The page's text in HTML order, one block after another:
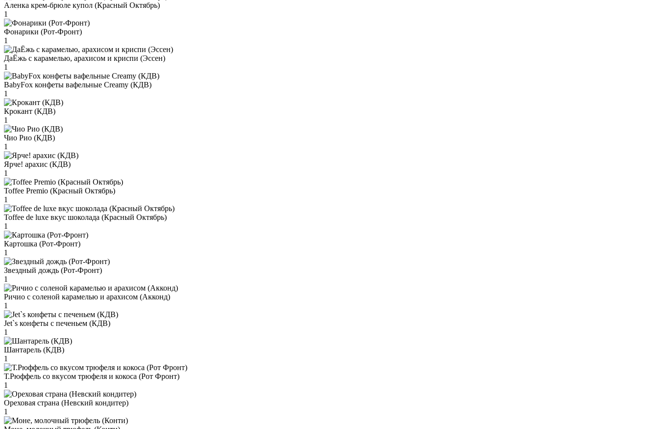
Аленка крем-брюле купол (Красный Октябрь)
1
Фонарики (Рот-Фронт)
1
ДаЁжь с карамелью, арахисом и криспи (Эссен)
1
BabyFox конфеты вафельные Creamy (КДВ)
1
Крокант (КДВ)
1
Чио Рио (КДВ)
1
Ярче! арахис (КДВ)
1
Toffee Premio (Красный Октябрь)
1
Toffee de luxe вкус шоколада (Красный Октябрь)
1
Картошка (Рот-Фронт)
1
Звездный дождь (Рот-Фронт)
1
Ричио с соленой карамелью и арахисом (Акконд)
1
Jet`s конфеты с печеньем (КДВ)
1
Шантарель (КДВ)
1
Т.Рюффель со вкусом трюфеля и кокоса (Рот Фронт)
1
Ореховая страна (Невский кондитер)
1